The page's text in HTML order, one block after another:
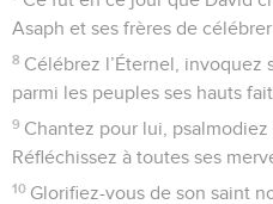
Asaph et ses frères de célébrer
8 Célébrez l’Éternel, invoquez
parmi les peuples ses hauts
9 Chantez pour lui, psalmodiez
Réfléchissez à toutes ses
10 Glorifiez-vous de son saint